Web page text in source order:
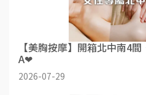
【美胸按摩】開箱北中南4
A❤
2026-07-29